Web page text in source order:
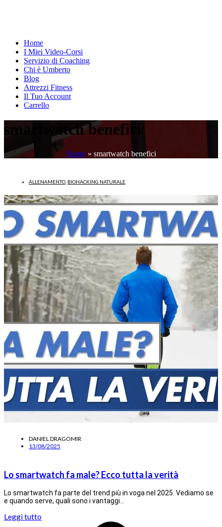
Home
I Miei Video-Corsi
Servizio di Coaching
Chi è Umberto
Blog
Attrezzi Fitness
Il Tuo Account
Carrello
smartwatch benefici
Home» smartwatch benefici
ALLENAMENTO BIOHACKING NATURALE
DANIEL DRAGOMIR
13/08/2025
Lo smartwatch fa male? Ecco tutta la verità
Lo smartwatch fa parte del trend più in voga nel 2025. Vediamo se
e quando serve, quali sono i vantaggi…
Leggi tutto